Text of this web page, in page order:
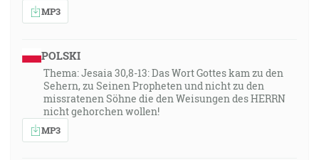
MP3
POLSKI
Thema: Jesaia 30,8-13: Das Wort Gottes kam zu den
Sehern, zu Seinen Propheten und nicht zu den
missratenen Söhne die den Weisungen des HERRN
nicht gehorchen wollen!
MP3